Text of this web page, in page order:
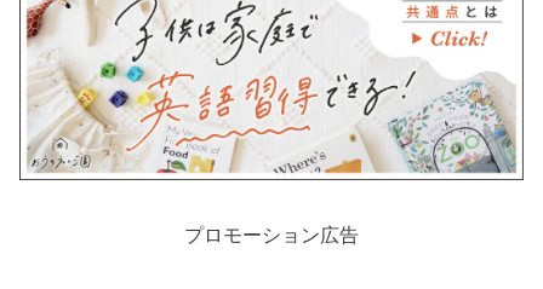
プロモーション広告